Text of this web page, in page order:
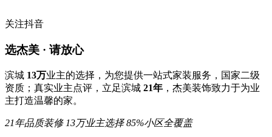
关注抖音
选杰美 · 请放心
滨城 13万业主的选择，为您提供一站式家装服务，国家二级
资质；真实业主点评，立足滨城 21年 ，杰美装饰致力于为业
主打造温馨的家。
21年品质装修 13万业主选择 85%小区全覆盖